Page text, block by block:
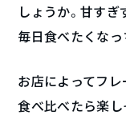
しょうか。甘す
毎日食べたくなっ
お店によってフレ
食べ比べたら楽し